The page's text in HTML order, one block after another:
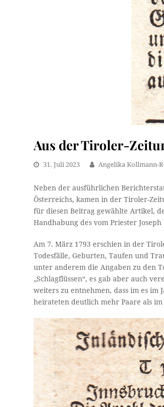
Aus der Tiroler-
31. Juli 2023 Angelika Kollmann-
Neben der ausführlichen
Österreichs, kamen in der Tiroler-
für diesen Beitrag gewählte Artikel,
Handhabung des vom Priester
Am 7. März 1793 erschien in der
Todesfälle, Geburten, Taufen und
unter anderem die Angaben zu den
„Schlagflüssen“, es gab aber auch
weiters zu entnehmen, dass im es im
heirateten deutlich mehr Paare als im